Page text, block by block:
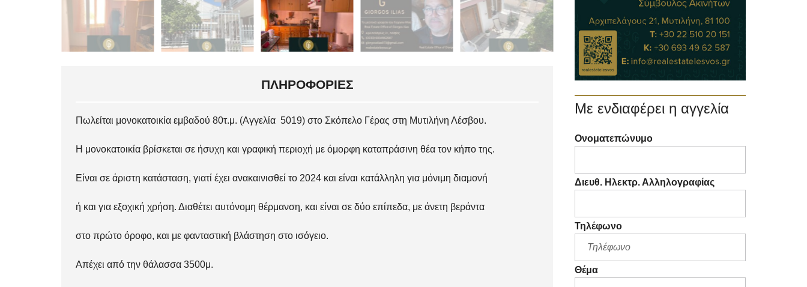
ΠΛΗΡΟΦΟΡΊΕΣ
Πωλείται μονοκατοικία εμβαδού 80τ.μ. (Αγγελία 5019) στο Σκόπελο Γέρας στη Μυτιλήνη Λέσβου.
Η μονοκατοικία βρίσκεται σε ήσυχη και γραφική περιοχή με όμορφη καταπράσινη θέα τον κήπο της.
Είναι σε άριστη κατάσταση, γιατί έχει ανακαινισθεί το 2024 και είναι κατάλληλη για μόνιμη διαμονή
ή και για εξοχική χρήση. Διαθέτει αυτόνομη θέρμανση, και είναι σε δύο επίπεδα, με άνετη βεράντα
στο πρώτο όροφο, και με φανταστική βλάστηση στο ισόγειο.
Απέχει από την θάλασσα 3500μ.
Με ενδιαφέρει η αγγελία
Ονοματεπώνυμο
Διευθ. Ηλεκτρ. Αλληλογραφίας
Τηλέφωνο
Θέμα